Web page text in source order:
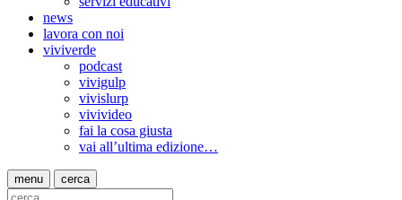
news
lavora con noi
viviverde
podcast
vivigulp
vivislurp
vivivideo
fai la cosa giusta
vai all’ultima edizione…
menu cerca